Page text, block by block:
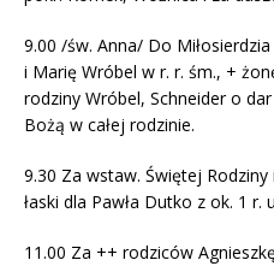
9.00 /św. Anna/ Do
i Marię Wróbel w r. r. śm., +
rodziny Wróbel, Schneider o
Bożą w całej rodzinie.
9.30 Za wstaw. Świętej
łaski dla Pawła Dutko z ok. 1 r.
11.00 Za ++ rodziców